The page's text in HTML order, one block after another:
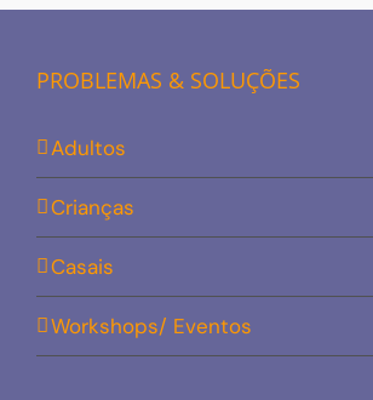
PROBLEMAS & SOLUÇÕES
Adultos
Crianças
Casais
Workshops/ Eventos